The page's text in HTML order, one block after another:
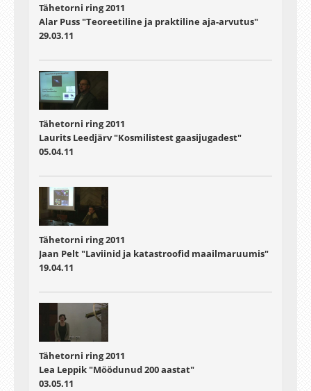
Tähetorni ring 2011
Alar Puss "Teoreetiline ja praktiline aja-arvutus"
29.03.11
Tähetorni ring 2011
Laurits Leedjärv "Kosmilistest gaasijugadest"
05.04.11
Tähetorni ring 2011
Jaan Pelt "Laviinid ja katastroofid maailmaruumis"
19.04.11
Tähetorni ring 2011
Lea Leppik "Möödunud 200 aastat"
03.05.11